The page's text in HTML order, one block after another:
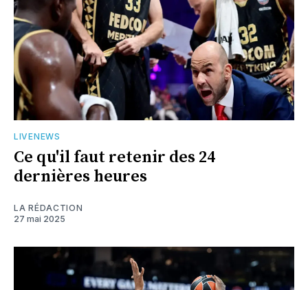
LIVENEWS
Ce qu'il faut retenir des 24
dernières heures
LA RÉDACTION
27 mai 2025